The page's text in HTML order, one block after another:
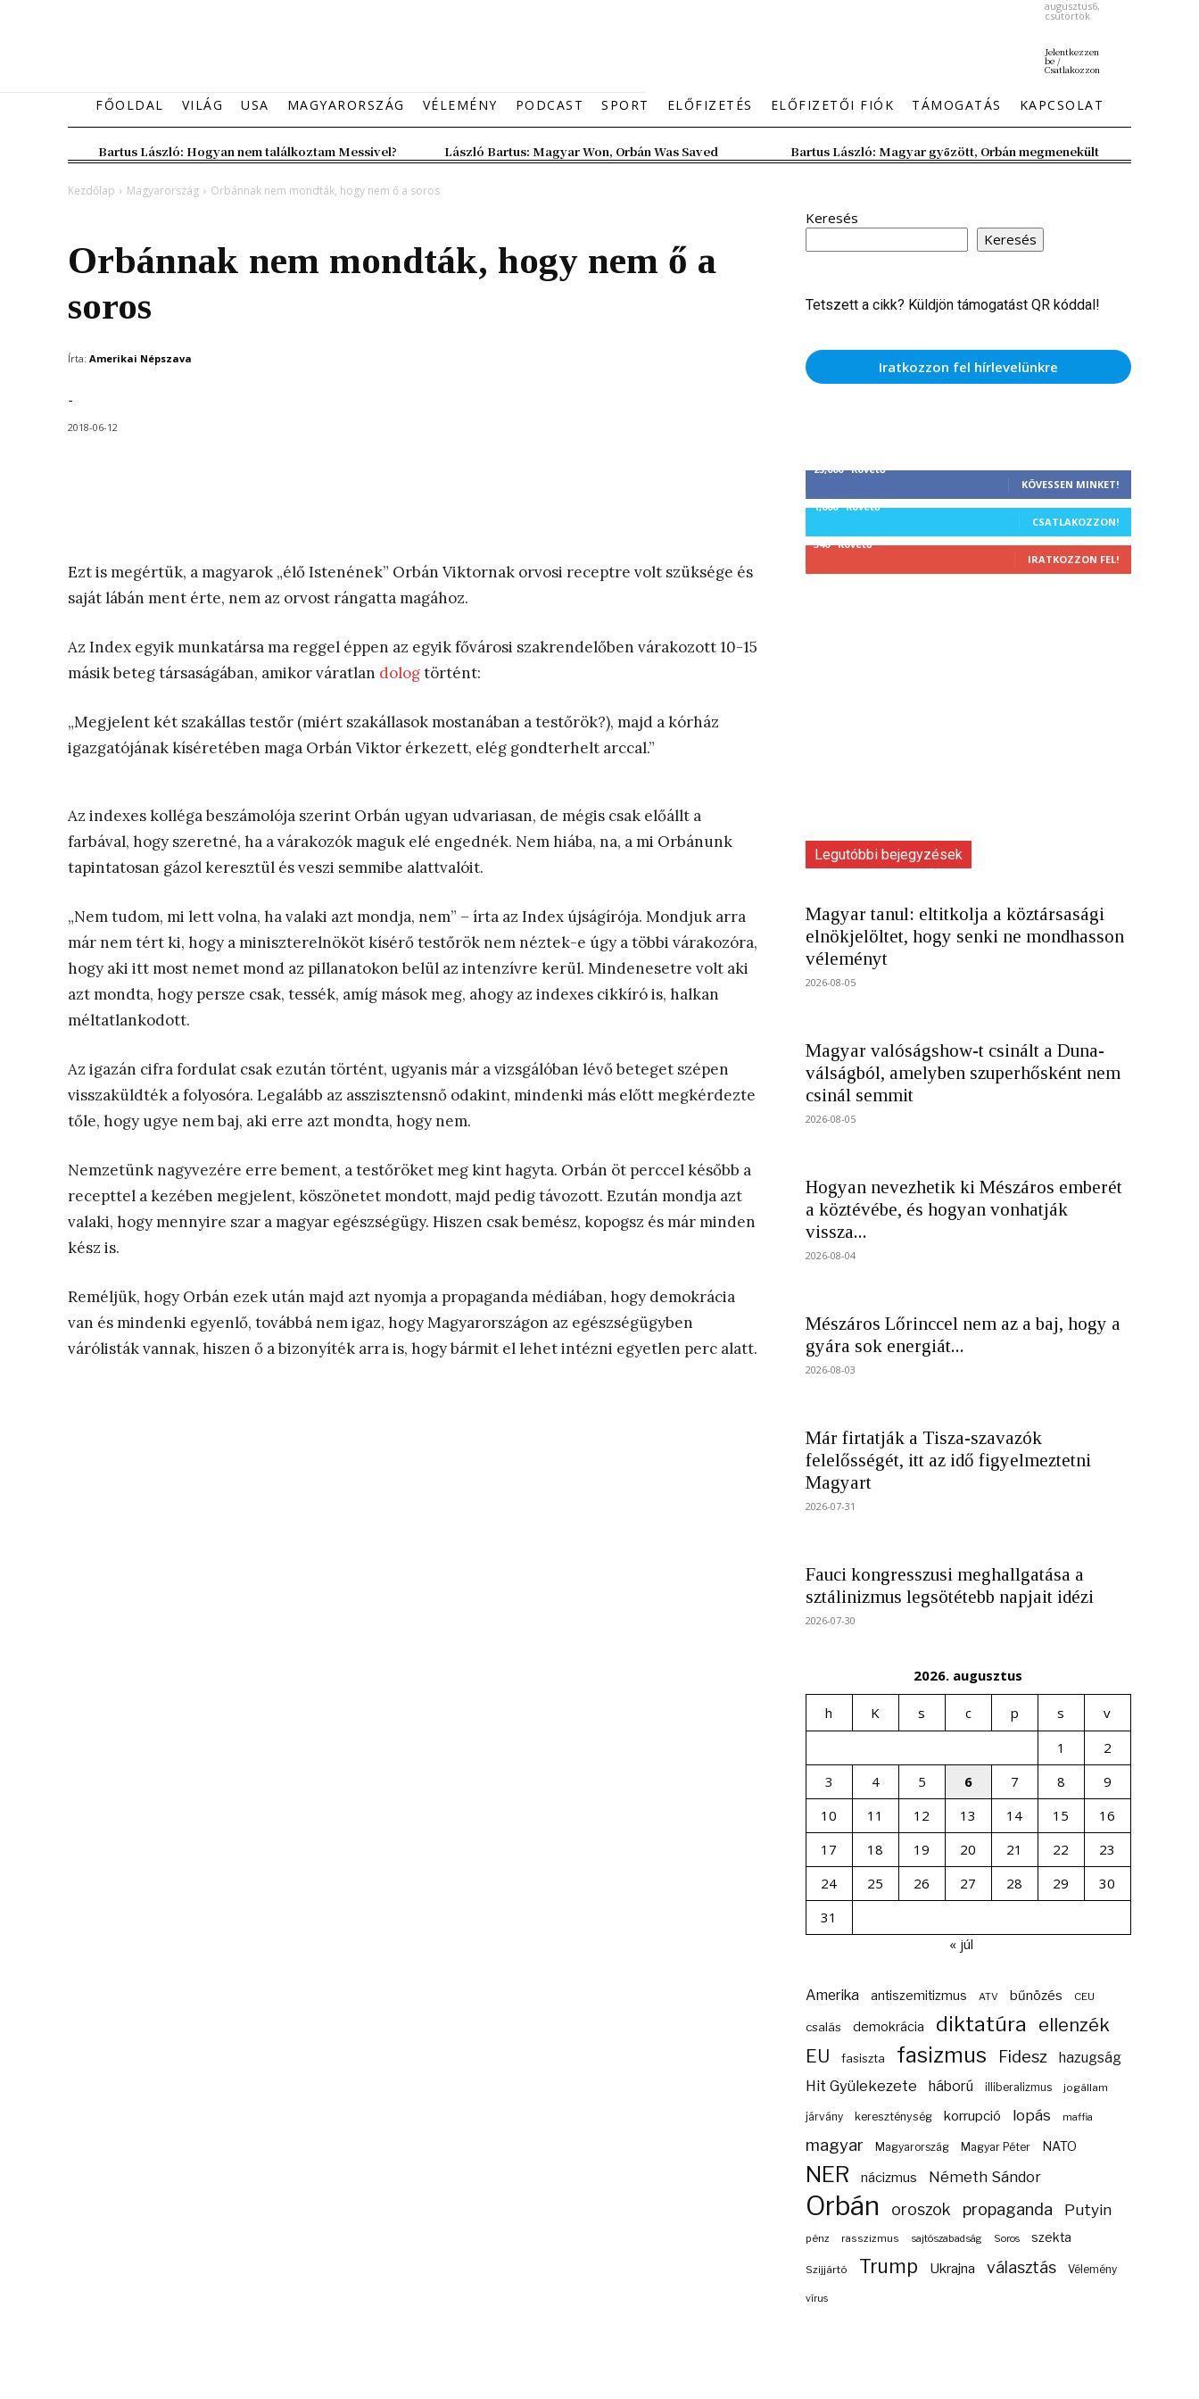
augusztus6,
csütörtök
Jelentkezzen
be /
Csatlakozzon
FŐOLDAL VILÁG USA MAGYARORSZÁG VÉLEMÉNY PODCAST SPORT ELŐFIZETÉS ELŐFIZETŐI FIÓK TÁMOGATÁS KAPCSOLAT
Bartus László: Hogyan nem találkoztam Messivel? László Bartus: Magyar Won, Orbán Was Saved Bartus László: Magyar győzött, Orbán megmenekült
Kezdőlap Magyarország Orbánnak nem mondták, hogy nem ő a soros
Orbánnak nem mondták, hogy nem ő a
soros
Írta: Amerikai Népszava
-
2018-06-12
Ezt is megértük, a magyarok „élő Istenének” Orbán Viktornak orvosi receptre volt szüksége és
saját lábán ment érte, nem az orvost rángatta magához.
Az Index egyik munkatársa ma reggel éppen az egyik fővárosi szakrendelőben várakozott 10-15
másik beteg társaságában, amikor váratlan dologtörtént:
„Megjelent két szakállas testőr (miért szakállasok mostanában a testőrök?), majd a kórház
igazgatójának kíséretében maga Orbán Viktor érkezett, elég gondterhelt arccal.”
Az indexes kolléga beszámolója szerint Orbán ugyan udvariasan, de mégis csak előállt a
farbával, hogy szeretné, ha a várakozók maguk elé engednék. Nem hiába, na, a mi Orbánunk
tapintatosan gázol keresztül és veszi semmibe alattvalóit.
„Nem tudom, mi lett volna, ha valaki azt mondja, nem” – írta az Index újságírója. Mondjuk arra
már nem tért ki, hogy a miniszterelnököt kísérő testőrök nem néztek-e úgy a többi várakozóra,
hogy aki itt most nemet mond az pillanatokon belül az intenzívre kerül. Mindenesetre volt aki
azt mondta, hogy persze csak, tessék, amíg mások meg, ahogy az indexes cikkíró is, halkan
méltatlankodott.
Az igazán cifra fordulat csak ezután történt, ugyanis már a vizsgálóban lévő beteget szépen
visszaküldték a folyosóra. Legalább az asszisztensnő odakint, mindenki más előtt megkérdezte
tőle, hogy ugye nem baj, aki erre azt mondta, hogy nem.
Nemzetünk nagyvezére erre bement, a testőröket meg kint hagyta. Orbán öt perccel később a
recepttel a kezében megjelent, köszönetet mondott, majd pedig távozott. Ezután mondja azt
valaki, hogy mennyire szar a magyar egészségügy. Hiszen csak bemész, kopogsz és már minden
kész is.
Reméljük, hogy Orbán ezek után majd azt nyomja a propaganda médiában, hogy demokrácia
van és mindenki egyenlő, továbbá nem igaz, hogy Magyarországon az egészségügyben
várólisták vannak, hiszen ő a bizonyíték arra is, hogy bármit el lehet intézni egyetlen perc alatt.
Keresés
Keresés
Tetszett a cikk? Küldjön támogatást QR kóddal!
Iratkozzon fel hírlevelünkre
25,000 Követő
KÖVESSEN MINKET!
1,000 Követő
CSATLAKOZZON!
340 Követő
IRATKOZZON FEL!
Legutóbbi bejegyzések
Magyar tanul: eltitkolja a köztársasági
elnökjelöltet, hogy senki ne mondhasson
véleményt
2026-08-05
Magyar valóságshow-t csinált a Duna-
válságból, amelyben szuperhősként nem
csinál semmit
2026-08-05
Hogyan nevezhetik ki Mészáros emberét
a köztévébe, és hogyan vonhatják
vissza...
2026-08-04
Mészáros Lőrinccel nem az a baj, hogy a
gyára sok energiát...
2026-08-03
Már firtatják a Tisza-szavazók
felelősségét, itt az idő figyelmeztetni
Magyart
2026-07-31
Fauci kongresszusi meghallgatása a
sztálinizmus legsötétebb napjait idézi
2026-07-30
2026. augusztus
h K s c p s
v
1
2
3
4 5 6 7 8
9
10
11 12 13 14 15
16
17
18 19 20 21 22
23
24
25 26 27 28 29
30
31
« júl
Amerika antiszemitizmus ATV bűnözés CEU
csalás demokrácia diktatúra ellenzék
EU fasiszta fasizmus Fidesz hazugság
Hit Gyülekezete háború illiberalizmus jogállam
járvány kereszténység korrupció lopás maffia
magyar Magyarország Magyar Péter NATO
NER nácizmus Németh Sándor
Orbán oroszok propaganda Putyin
pénz rasszizmus sajtószabadság Soros szekta
Szijjártó Trump Ukrajna választás Vélemény
vírus